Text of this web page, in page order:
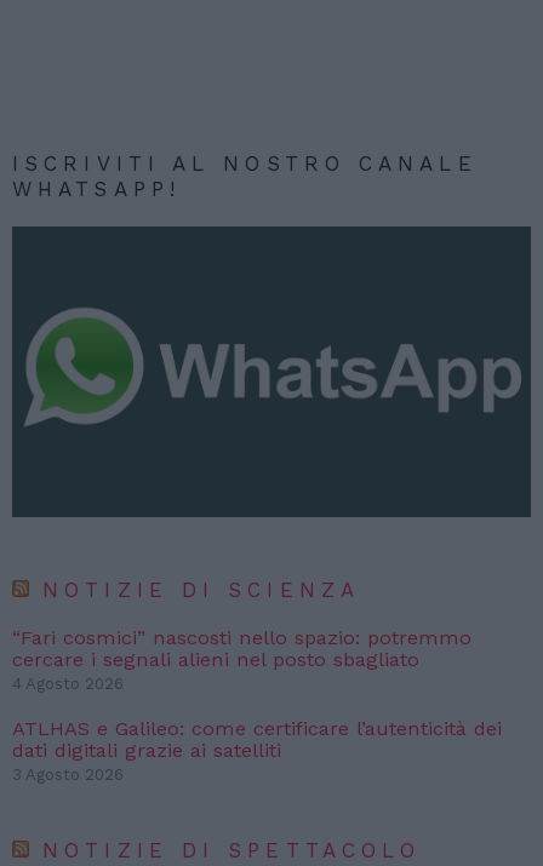
ISCRIVITI AL NOSTRO CANALE
WHATSAPP!
NOTIZIE DI SCIENZA
“Fari cosmici” nascosti nello spazio: potremmo
cercare i segnali alieni nel posto sbagliato
4 Agosto 2026
ATLHAS e Galileo: come certificare l’autenticità dei
dati digitali grazie ai satelliti
3 Agosto 2026
NOTIZIE DI SPETTACOLO